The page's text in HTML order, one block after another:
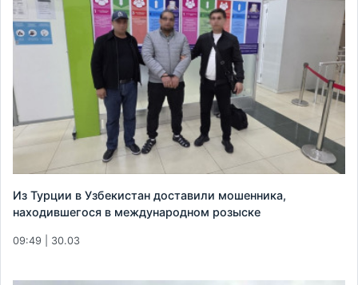
Из Турции в Узбекистан доставили мошенника,
находившегося в международном розыске
09:49 | 30.03